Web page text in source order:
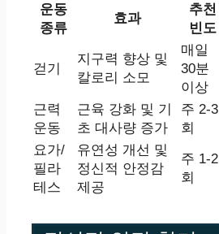
운동
종류
효과
추천
빈도
걷기
지구력 향상 및
칼로리 소모
매일
30분
이상
근력
운동
근육 강화 및 기
초 대사량 증가
주 2-3
회
요가/
필라
테스
유연성 개선 및
정신적 안정감
제공
주 1-2
회